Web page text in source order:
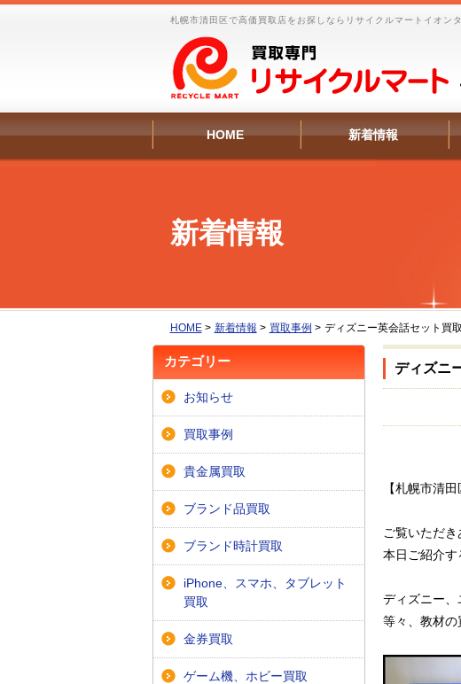
札幌市清田区で高価買取店をお探しならリサイクルマートイオン
HOME 新着情報
新着情報
HOME> 新着情報 > 買取事例 > ディズニー英会話セット買
ディズニ
【札幌市清
ご覧いただき
本日ご紹介す
ディズニー、
等々、教材の
カテゴリー
お知らせ
買取事例
貴金属買取
ブランド品買取
ブランド時計買取
iPhone、スマホ、タブレット
買取
金券買取
ゲーム機、ホビー買取